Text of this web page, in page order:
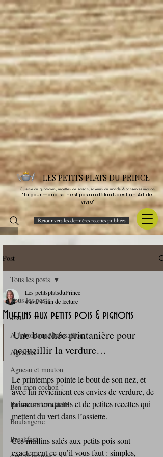
LES PETITS PLATS DU PRINCE
Cuisine du quotidien, recettes de saison, saveurs du monde & conserves maison
"La gourmandise n'est pas un défaut, c'est un Art de
vivre"
Retour vers les dernières recettes publiées
Post
Tous les posts
abats
A l'abordage Moussaillon !
Agrumes
Agneau et mouton
Ben mon cochon !
Boissons et cocktails
Boulangerie
Breakfast
Tous les posts
Muffins aux petits pois & pignons
Les petitsplatsduPrince
4 avr.4 min de lecture
Une bouchée printanière pour
accueillir la verdure…
Le printemps pointe le bout de son nez, et
avec lui reviennent ces envies de verdure, de
primeurs croquants et de petites recettes qui
mettent du vert dans l’assiette.
Ces muffins salés aux petits pois sont
exactement ce qu’il vous faut : simples,